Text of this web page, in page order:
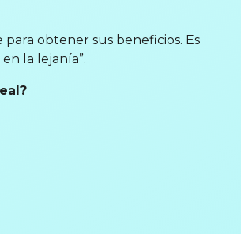
obtener sus beneficios. Es
la lejanía”.